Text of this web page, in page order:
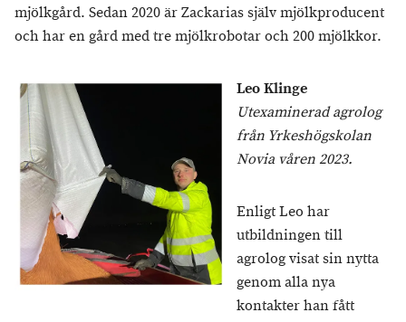
mjölkgård. Sedan 2020 är Zackarias själv mjölkproducent
och har en gård med tre mjölkrobotar och 200 mjölkkor.
Leo Klinge
Utexaminerad agrolog
från Yrkeshögskolan
Novia våren 2023.
Enligt Leo har
utbildningen till
agrolog visat sin nytta
genom alla nya
kontakter han fått